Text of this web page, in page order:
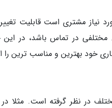
مشتری است قابلیت تغییر
در تماس باشد، در این
خود بهترین و مناسب ترین را
در نظر گرفته است. مثلا